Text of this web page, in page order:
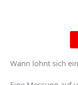
Wann lohnt sich